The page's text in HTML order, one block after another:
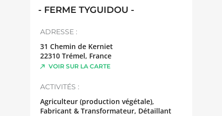
- FERME TYGUIDOU -
ADRESSE :
31 Chemin de Kerniet
22310 Trémel, France
VOIR SUR LA CARTE
ACTIVITÉS :
Agriculteur (production végétale),
Fabricant & Transformateur, Détaillant